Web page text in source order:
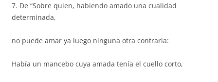
7. De “Sobre quien, habiendo amado una cualidad
determinada,
no puede amar ya luego ninguna otra contraria:
Había un mancebo cuya amada tenía el cuello corto,